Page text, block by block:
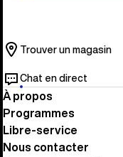
Trouver un magasin
Chat en direct
À propos
Programmes
Libre-service
Nous contacter